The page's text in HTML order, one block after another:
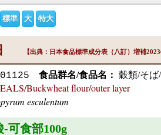
標準 大 特大
【出典：日本食品標準成分表（八訂）増補
01125 食品群名/食品名： 穀類/そ
Buckwheat flour/outer layer
esculentum
-可食部100g